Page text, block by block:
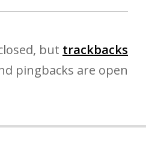
but trackbacks
pingbacks are open.